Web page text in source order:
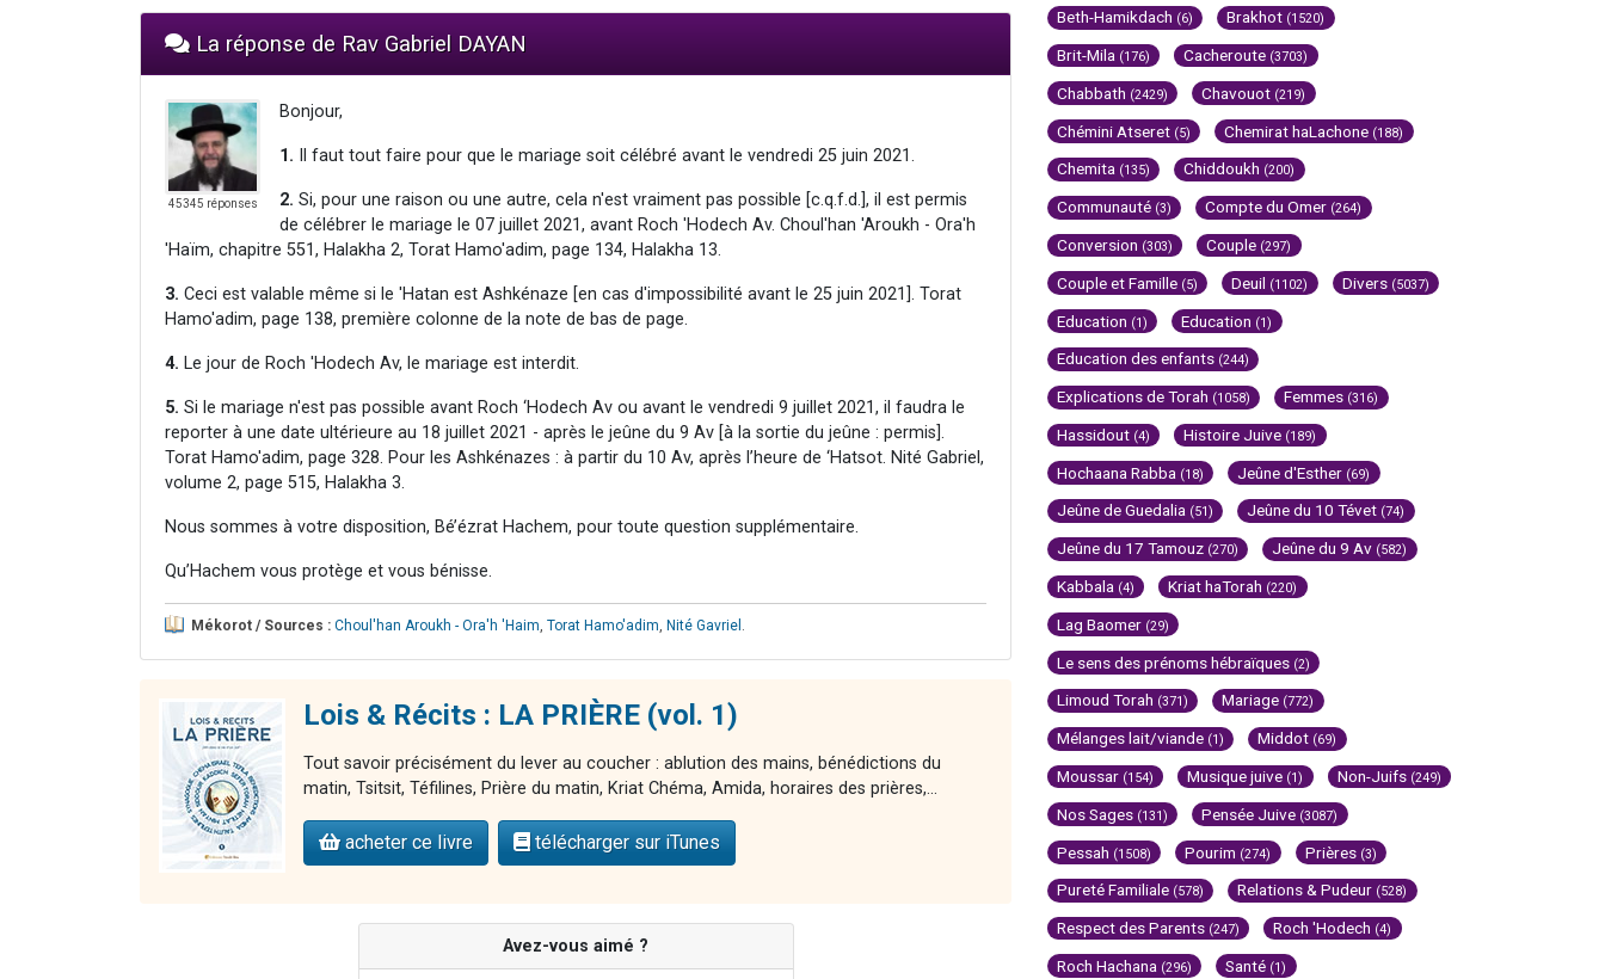
La réponse de Rav Gabriel DAYAN
45345 réponses
Bonjour,
1. Il faut tout faire pour que le mariage soit célébré avant le vendredi 25 juin 2021.
2. Si, pour une raison ou une autre, cela n'est vraiment pas possible [c.q.f.d.], il est permis
de célébrer le mariage le 07 juillet 2021, avant Roch 'Hodech Av. Choul'han 'Aroukh - Ora'h
'Haïm, chapitre 551, Halakha 2, Torat Hamo'adim, page 134, Halakha 13.
3. Ceci est valable même si le 'Hatan est Ashkénaze [en cas d'impossibilité avant le 25 juin 2021]. Torat
Hamo'adim, page 138, première colonne de la note de bas de page.
4. Le jour de Roch 'Hodech Av, le mariage est interdit.
5. Si le mariage n'est pas possible avant Roch ‘Hodech Av ou avant le vendredi 9 juillet 2021, il faudra le
reporter à une date ultérieure au 18 juillet 2021 - après le jeûne du 9 Av [à la sortie du jeûne : permis].
Torat Hamo'adim, page 328. Pour les Ashkénazes : à partir du 10 Av, après l’heure de ‘Hatsot. Nité Gabriel,
volume 2, page 515, Halakha 3.
Nous sommes à votre disposition, Bé’ézrat Hachem, pour toute question supplémentaire.
Qu’Hachem vous protège et vous bénisse.
Mékorot / Sources : Choul'han Aroukh - Ora'h 'Haim Torat Hamo'adim Nité Gavriel
Lois & Récits : LA PRIÈRE (vol. 1)
Tout savoir précisément du lever au coucher : ablution des mains, bénédictions du
matin, Tsitsit, Téfilines, Prière du matin, Kriat Chéma, Amida, horaires des prières,...
acheter ce livre télécharger sur iTunes
Avez-vous aimé ?
Beth-Hamikdach (6) Brakhot (1520)
Brit-Mila (176) Cacheroute (3703)
Chabbath (2429) Chavouot (219)
Chémini Atseret (5) Chemirat haLachone (188)
Chemita (135) Chiddoukh (200)
Communauté (3) Compte du Omer (264)
Conversion (303) Couple (297)
Couple et Famille (5) Deuil (1102) Divers (5037)
Education (1) Education (1)
Education des enfants (244)
Explications de Torah (1058) Femmes (316)
Hassidout (4) Histoire Juive (189)
Hochaana Rabba (18) Jeûne d'Esther (69)
Jeûne de Guedalia (51) Jeûne du 10 Tévet (74)
Jeûne du 17 Tamouz (270) Jeûne du 9 Av (582)
Kabbala (4) Kriat haTorah (220)
Lag Baomer (29)
Le sens des prénoms hébraïques (2)
Limoud Torah (371) Mariage (772)
Mélanges lait/viande (1) Middot (69)
Moussar (154) Musique juive (1) Non-Juifs (249)
Nos Sages (131) Pensée Juive (3087)
Pessah (1508) Pourim (274) Prières (3)
Pureté Familiale (578) Relations & Pudeur (528)
Respect des Parents (247) Roch 'Hodech (4)
Roch Hachana (296) Santé (1)